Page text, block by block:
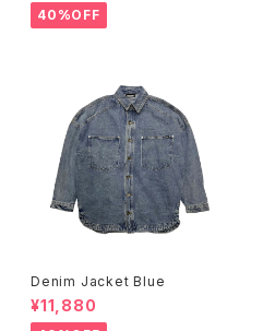
40%OFF
Denim Jacket Blue
¥11,880